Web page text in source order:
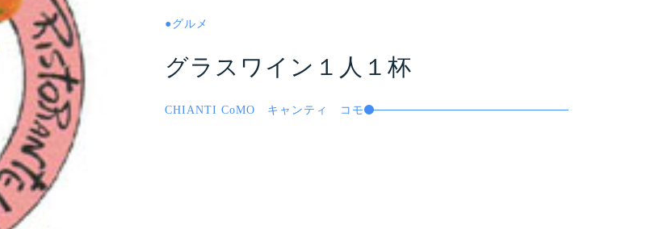
●グルメ
グラスワイン１人１杯
CHIANTI CoMO キャンティ コモ